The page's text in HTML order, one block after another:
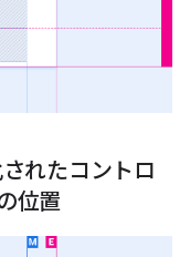
れたコントロ
位置